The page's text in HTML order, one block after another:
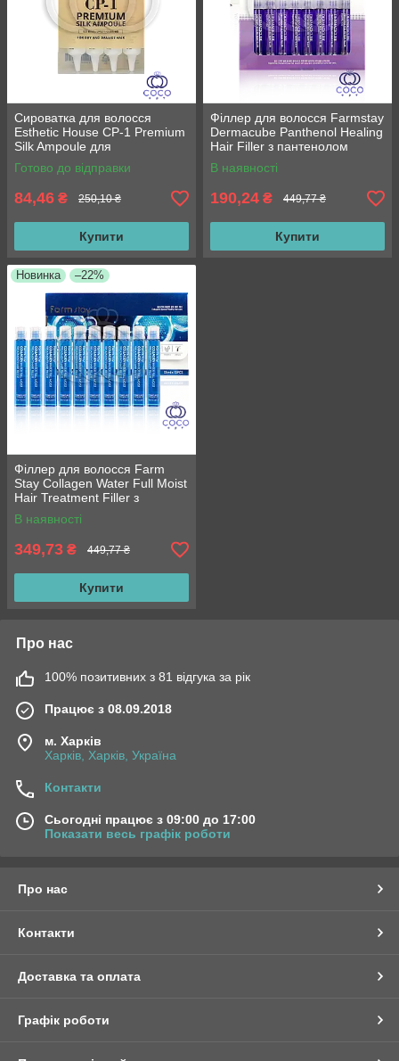
Сироватка для волосся
Esthetic House CP-1 Premium
Silk Ampoule для
пошкодженого волосся з
протеїнами шовку 4*20 мл
Готово до відправки
84,46 ₴ 250,10 ₴
Купити
Філлер для волосся Farmstay
Dermacube Panthenol Healing
Hair Filler з пантенолом
В наявності
190,24 ₴ 449,77 ₴
Купити
Новинка –22%
Філлер для волосся Farm
Stay Collagen Water Full Moist
Hair Treatment Filler з
колагеном 10*13 мл
В наявності
349,73 ₴ 449,77 ₴
Купити
Про нас
100% позитивних з 81 відгука за рік
Працює з 08.09.2018
м. Харків
Харків, Харків, Україна
Контакти
Сьогодні працює з 09:00 до 17:00
Показати весь графік роботи
Про нас
Контакти
Доставка та оплата
Графік роботи